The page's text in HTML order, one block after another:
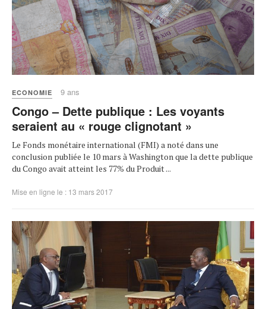
ECONOMIE 9 ans
Congo – Dette publique : Les voyants
seraient au « rouge clignotant »
Le Fonds monétaire international (FMI) a noté dans une
conclusion publiée le 10 mars à Washington que la dette publique
du Congo avait atteint les 77% du Produit ...
Mise en ligne le : 13 mars 2017